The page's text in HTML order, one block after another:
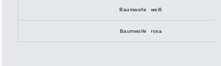
Baumwolle weiß
Baumwolle rosa